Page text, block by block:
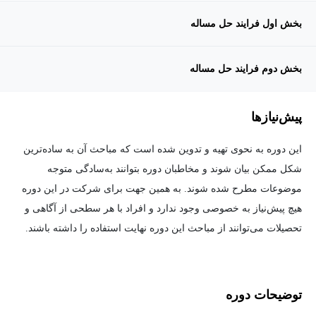
بخش اول فرایند حل مساله
بخش دوم فرایند حل مساله
پیش‌نیاز‌ها
این دوره به نحوی تهیه و تدوین شده است که مباحث آن به ساده‌ترین
شکل ممکن بیان شوند و مخاطبان دوره بتوانند به‌سادگی متوجه
موضوعات مطرح شده شوند. به همین جهت برای شرکت در این دوره
هیچ پیش‌نیاز به خصوصی وجود ندارد و افراد با هر سطحی از آگاهی و
تحصیلات می‌توانند از مباحث این دوره نهایت استفاده را داشته باشند.
توضیحات دوره